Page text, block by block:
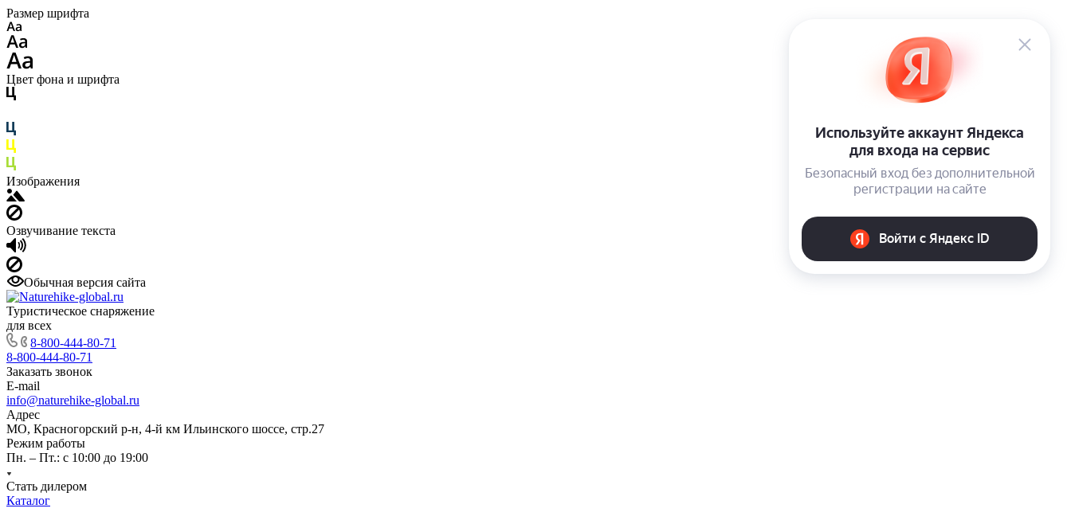
Размер шрифта
Цвет фона и шрифта
Изображения
Озвучивание текста
Обычная версия сайта
Туристическое снаряжение
для всех
8-800-444-80-71
8-800-444-80-71
Заказать звонок
E-mail
info@naturehike-global.ru
Адрес
МО, Красногорский р-н, 4-й км Ильинского шоссе, стр.27
Режим работы
Пн. – Пт.: с 10:00 до 19:00
Стать дилером
Каталог